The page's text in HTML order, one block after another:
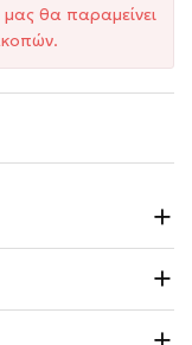
θα παραμείνει